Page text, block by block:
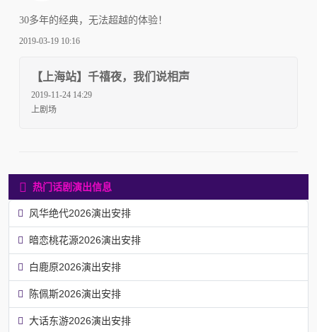
30多年的经典，无法超越的体验！
2019-03-19 10:16
【上海站】千禧夜，我们说相声
2019-11-24 14:29
上剧场
热门话剧演出信息
风华绝代2026演出安排
暗恋桃花源2026演出安排
白鹿原2026演出安排
陈佩斯2026演出安排
大话东游2026演出安排